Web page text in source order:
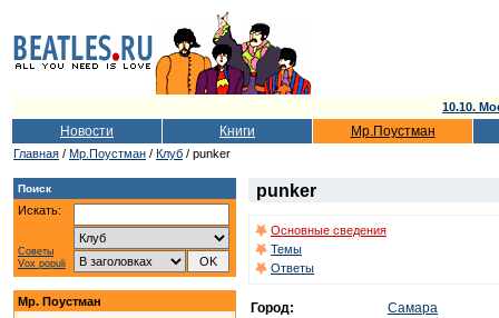
10.10.
Новости Книги Мр.Поустман
Главная / Мр.Поустман / Клуб / punker
Поиск
Искать:
Советы
Vox populi
Мр. Поустман
punker
Основные сведения
Темы
Ответы
Город:
Самара